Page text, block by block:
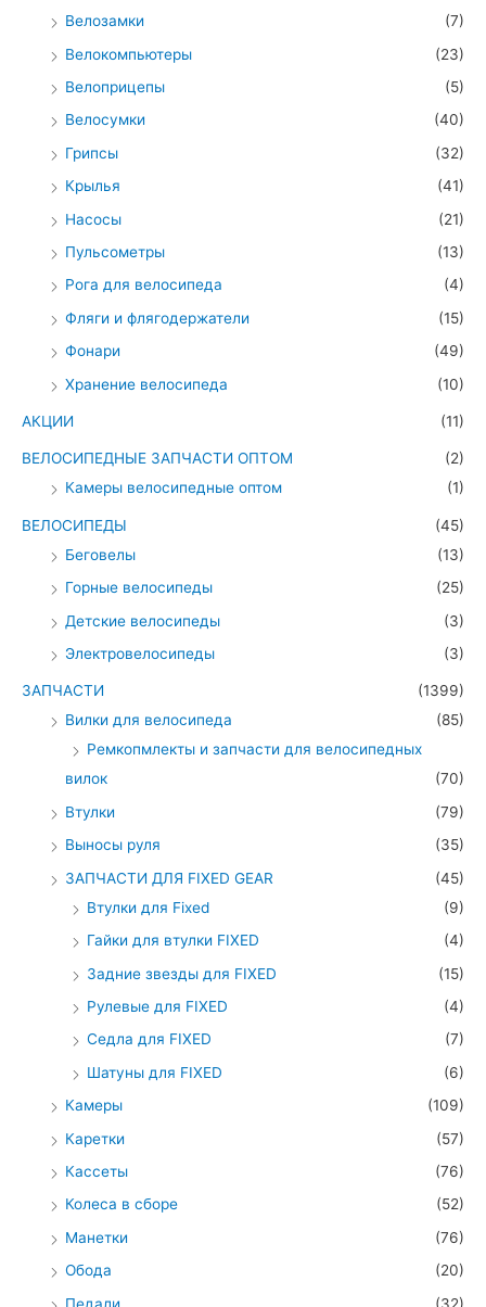
Велозамки
(7)
Велокомпьютеры
(23)
Велоприцепы
(5)
Велосумки
(40)
Грипсы
(32)
Крылья
(41)
Насосы
(21)
Пульсометры
(13)
Рога для велосипеда
(4)
Фляги и флягодержатели
(15)
Фонари
(49)
Хранение велосипеда
(10)
АКЦИИ (11)
ВЕЛОСИПЕДНЫЕ ЗАПЧАСТИ ОПТОМ
(2)
Камеры велосипедные оптом
(1)
ВЕЛОСИПЕДЫ
(45)
Беговелы
(13)
Горные велосипеды
(25)
Детские велосипеды
(3)
Электровелосипеды
(3)
ЗАПЧАСТИ
(1399)
Вилки для велосипеда
(85)
Ремкопмлекты и запчасти для велосипедных
вилок
(70)
Втулки
(79)
Выносы руля
(35)
ЗАПЧАСТИ ДЛЯ FIXED GEAR
(45)
Втулки для Fixed
(9)
Гайки для втулки FIXED
(4)
Задние звезды для FIXED
(15)
Рулевые для FIXED
(4)
Седла для FIXED
(7)
Шатуны для FIXED
(6)
Камеры
(109)
Каретки
(57)
Кассеты
(76)
Колеса в сборе
(52)
Манетки
(76)
Обода
(20)
Педали
(32)